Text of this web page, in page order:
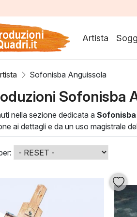
Artista
Sofonisba Anguissola
Sofonisba
nella sezione dedicata a
ai dettagli e da un uso magistrale
femminile all'arte, rompendo le
pittoriche di Anguissola
fisico dei soggetti, ma anche la loro
storica e culturale che
e storia nella tua vita quotidiana.